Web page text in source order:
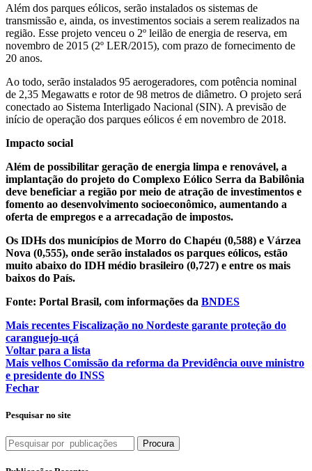
Além dos parques eólicos, serão instalados os sistemas de
transmissão e, ainda, os investimentos sociais a serem realizados na
região. Esse projeto venceu o 2º leilão de energia de reserva, em
novembro de 2015 (2º LER/2015), com prazo de fornecimento de
20 anos.
Ao todo, serão instalados 95 aerogeradores, com potência nominal
de 2,35 Megawatts e rotor de 98 metros de diâmetro. O projeto será
conectado ao Sistema Interligado Nacional (SIN). A previsão de
início de operação dos parques eólicos é em novembro de 2018.
Impacto social
Além de possibilitar geração de energia limpa e renovável, a
implantação do projeto do Complexo Eólico Serra da Babilônia
deve beneficiar a região por meio de atração de investimentos e
fomento ao desenvolvimento socioeconômico, aumentando a
oferta de empregos e a arrecadação de impostos.
Os IDHs dos municípios de Morro do Chapéu (0,588) e Várzea
Nova (0,555), onde serão instalados os parques eólicos, estão
muito abaixo do IDH médio brasileiro (0,727) e entre os mais
baixos do País.
Fonte: Portal Brasil, com informações da BNDES
Mais recentes Fiscalização no Nordeste garante proteção do
caranguejo-uçá
Voltar para a lista
Mais velhos Comissão da reforma da Previdência ouve ministro
e presidente do INSS
Fechar
Pesquisar no site
Procura